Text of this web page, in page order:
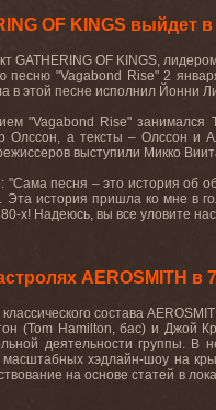
OF KINGS выйдет
GATHERING OF KINGS,
песню "Vagabond Rise" 2
в этой песне исполнил Йонни
"Vagabond Rise" занимался
Олссон, а тексты – Олссон и
выступили Микко
"Сама песня – это история об
история пришла ко мне в
х! Надеюсь, вы все уловите
AEROSMITH в
классического состава
(Tom Hamilton,бас) и Джой
деятельности группы. В
хэдлайн-шоу на
на основе статей в